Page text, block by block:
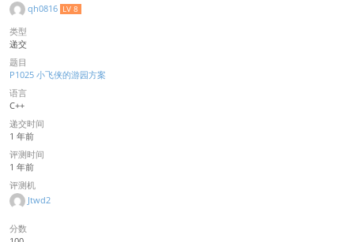
qh0816 LV 8
类型
递交
题目
P1025 小飞侠的游园方案
语言
C++
递交时间
1 年前
评测时间
1 年前
评测机
Jtwd2
分数